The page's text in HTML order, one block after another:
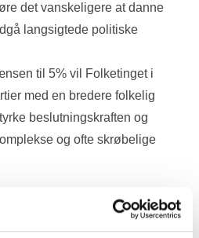
det vanskeligere at danne
langsigtede politiske
til 5% vil Folketinget i
med en bredere folkelig
beslutningskraften og
og ofte skrøbelige
kan samtidig: